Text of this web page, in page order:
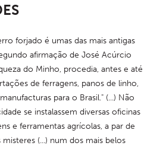
forjado é umas das mais antigas
afirmação de José Acúrcio
do Minho, procedia, antes e até
de ferragens, panos de linho,
para o Brasil." (...) Não
se instalassem diversas oficinas
e ferramentas agrícolas, a par de
(...) num dos mais belos